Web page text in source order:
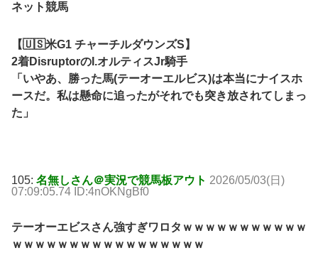
ネット競馬
【🇺🇸米G1 チャーチルダウンズS】
2着DisruptorのI.オルティスJr騎手
「いやあ、勝った馬(テーオーエルビス)は本当にナイスホ
ースだ。私は懸命に追ったがそれでも突き放されてしまっ
た」
105: 名無しさん＠実況で競馬板アウト 2026/05/03(日)
07:09:05.74 ID:4nOKNgBf0
テーオーエビスさん強すぎワロタｗｗｗｗｗｗｗｗｗｗｗ
ｗｗｗｗｗｗｗｗｗｗｗｗｗｗｗｗｗ